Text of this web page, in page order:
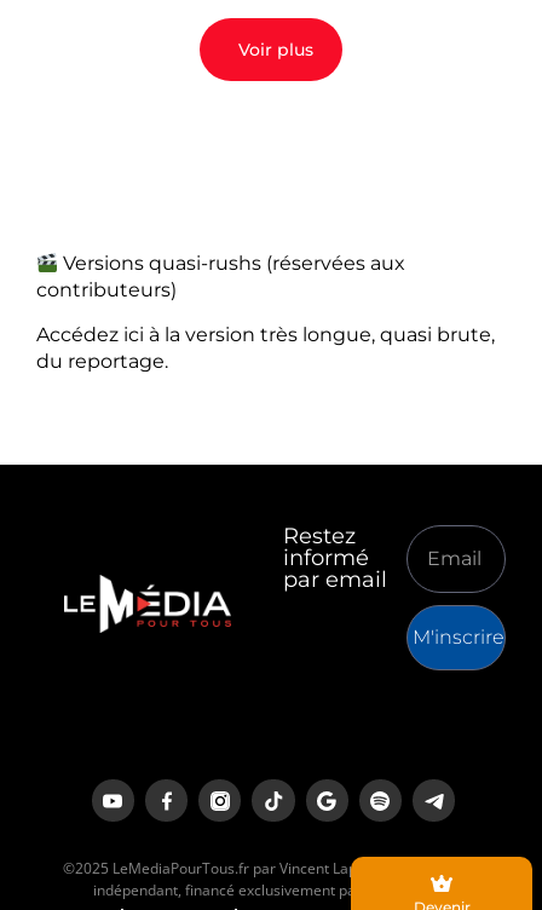
Voir plus
Versions quasi-rushs (réservées aux
contributeurs)
Accédez ici à la version très longue, quasi brute,
du reportage.
Restez
informé
par email
M'inscrire
©2025 LeMediaPourTous.fr par Vincent Lapierre est un média
indépendant, financé exclusivement par ses lecteurs.